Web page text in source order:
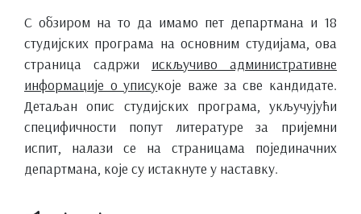
С обзиром на то да имамо пет департмана и 18
студијских програма на основним студијама, ова
страница садржи искључиво административне
информације о уписукоје важе за све кандидате.
Детаљан опис студијских програма, укључујући
специфичности попут литературе за пријемни
испит, налази се на страницама појединачних
департмана, које су истакнуте у наставку.